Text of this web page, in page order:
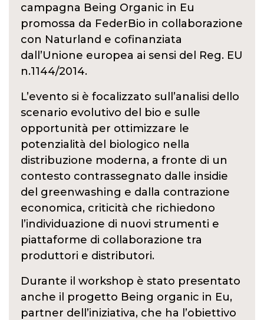
campagna Being Organic in Eu
promossa da FederBio in collaborazione
con Naturland e cofinanziata
dall’Unione europea ai sensi del Reg. EU
n.1144/2014.
L’evento si è focalizzato sull’analisi dello
scenario evolutivo del bio e sulle
opportunità per ottimizzare le
potenzialità del biologico nella
distribuzione moderna, a fronte di un
contesto contrassegnato dalle insidie
del greenwashing e dalla contrazione
economica, criticità che richiedono
l’individuazione di nuovi strumenti e
piattaforme di collaborazione tra
produttori e distributori.
Durante il workshop è stato presentato
anche il progetto Being organic in Eu,
partner dell’iniziativa, che ha l’obiettivo